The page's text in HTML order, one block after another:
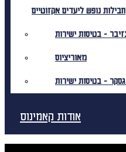
חבילות נופש ליעדים אקזוטיים
מאוריציוס
אודות קאמינוס